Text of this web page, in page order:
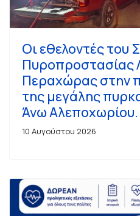
Οι εθελοντές του
Πυροπροστασίας
Περαχώρας στην
της μεγάλης
Άνω Αλεποχωρίου.
10 Αυγούστου 2026